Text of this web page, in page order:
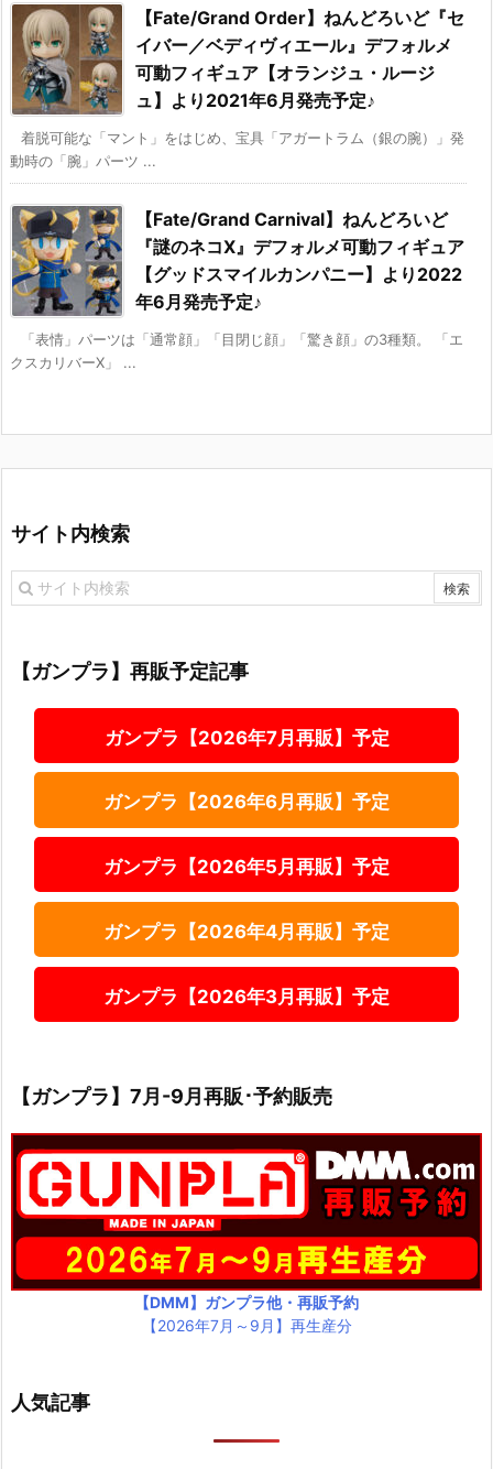
【Fate/Grand Order】ねんどろいど『セ
イバー／ベディヴィエール』デフォルメ
可動フィギュア【オランジュ・ルージ
ュ】より2021年6月発売予定♪
着脱可能な「マント」をはじめ、宝具「アガートラム（銀の腕）」発
動時の「腕」パーツ ...
【Fate/Grand Carnival】ねんどろいど
『謎のネコX』デフォルメ可動フィギュア
【グッドスマイルカンパニー】より2022
年6月発売予定♪
「表情」パーツは「通常顔」「目閉じ顔」「驚き顔」の3種類。 「エ
クスカリバーX」 ...
サイト内検索
【ガンプラ】再販予定記事
ガンプラ【2026年7月再販】予定
ガンプラ【2026年6月再販】予定
ガンプラ【2026年5月再販】予定
ガンプラ【2026年4月再販】予定
ガンプラ【2026年3月再販】予定
【ガンプラ】7月-9月再販･予約販売
【DMM】ガンプラ他・再販予約
【2026年7月～9月】再生産分
人気記事